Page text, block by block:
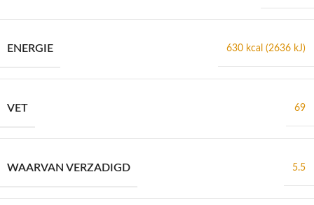
ENERGIE 630 kcal (2636 kJ)
VET 69
WAARVAN VERZADIGD 5.5